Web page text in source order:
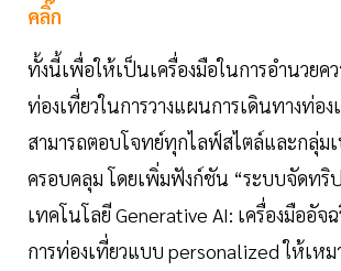
คลิ๊ก
ทั้งนี้เพื่อให้เป็นเครื่องมือในการอำนวยค
ท่องเที่ยวในการวางแผนการเดินทางท่อง
สามารถตอบโจทย์ทุกไลฟ์สไตล์และกลุ่มเ
ครอบคลุม โดยเพิ่มฟังก์ชัน “ระบบจัดทริ
เทคโนโลยี Generative AI: เครื่องมืออัจ
การท่องเที่ยวแบบ personalized ให้เหม